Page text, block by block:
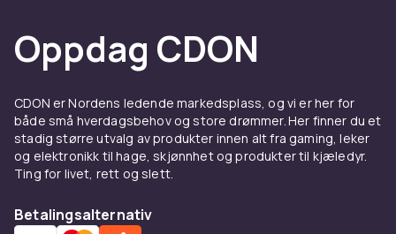
Oppdag CDON
CDON er Nordens ledende markedsplass, og vi er her for
både små hverdagsbehov og store drømmer. Her finner du et
stadig større utvalg av produkter innen alt fra gaming, leker
og elektronikk til hage, skjønnhet og produkter til kjæledyr.
Ting for livet, rett og slett.
Betalingsalternativ